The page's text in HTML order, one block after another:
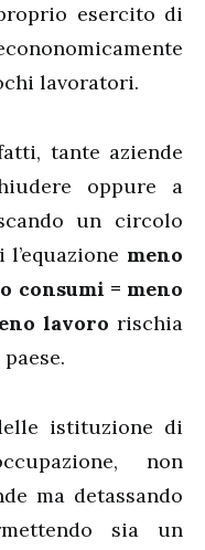
esercito di
lavoratori.
tante aziende
oppure a
un circolo
meno
consumi = meno
lavoro rischia
istituzione di
non
ma detassando
sia un